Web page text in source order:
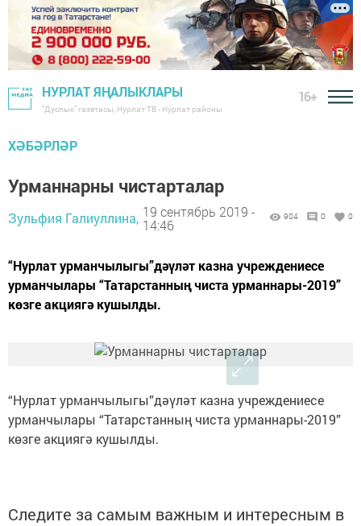
НУРЛАТ ЯҢАЛЫКЛАРЫ
"Дуслык" газетасы, Нурлат ТВ - Нурлат районы
16+
ХӘБӘРЛӘР
Урманнарны чистарталар
Зульфия Галиуллина, 19 сентябрь 2019 -
14:46
904 0 0
“Нурлат урманчылыгы”дәүләт казна учреждениесе
урманчылары “Татарстанның чиста урманнары-2019”
көзге акциягә кушылды.
“Нурлат урманчылыгы”дәүләт казна учреждениесе
урманчылары “Татарстанның чиста урманнары-2019”
көзге акциягә кушылды.
Следите за самым важным и интересным в